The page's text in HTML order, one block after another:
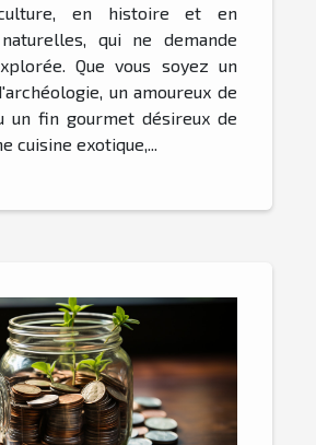
en histoire et en
qui ne demande
Que vous soyez un
un amoureux de
un fin gourmet désireux de
cuisine exotique,...